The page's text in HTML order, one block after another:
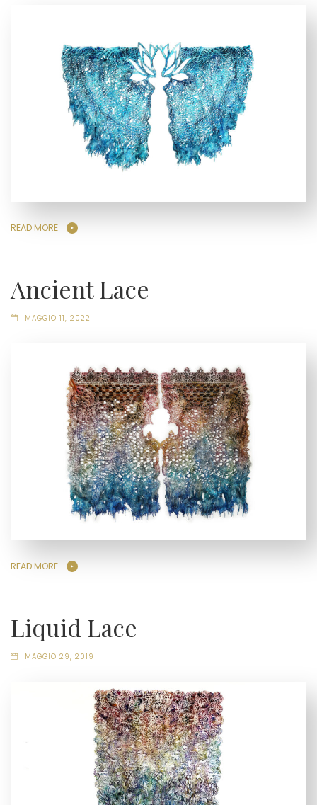
READ MORE
Ancient Lace
MAGGIO 11, 2022
READ MORE
Liquid Lace
MAGGIO 29, 2019